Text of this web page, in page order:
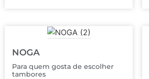
NOGA
Para quem gosta de escolher
tambores